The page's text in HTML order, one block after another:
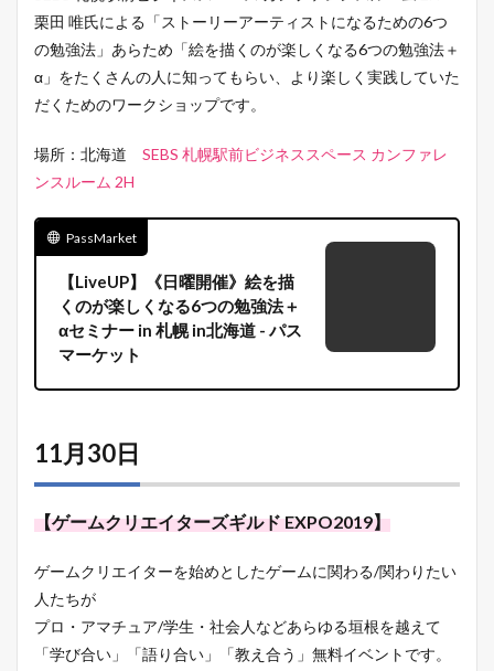
栗田 唯氏による「ストーリーアーティストになるための6つ
の勉強法」あらため「絵を描くのが楽しくなる6つの勉強法＋
α」をたくさんの人に知ってもらい、より楽しく実践していた
だくためのワークショップです。
場所：北海道 SEBS 札幌駅前ビジネススペース カンファレ
ンスルーム 2H
PassMarket
【LiveUP】《日曜開催》絵を描
くのが楽しくなる6つの勉強法＋
αセミナー in 札幌 in北海道 - パス
マーケット
11月30日
【ゲームクリエイターズギルド EXPO2019】
ゲームクリエイターを始めとしたゲームに関わる/関わりたい
人たちが
プロ・アマチュア/学生・社会人などあらゆる垣根を越えて
「学び合い」「語り合い」「教え合う」無料イベントです。